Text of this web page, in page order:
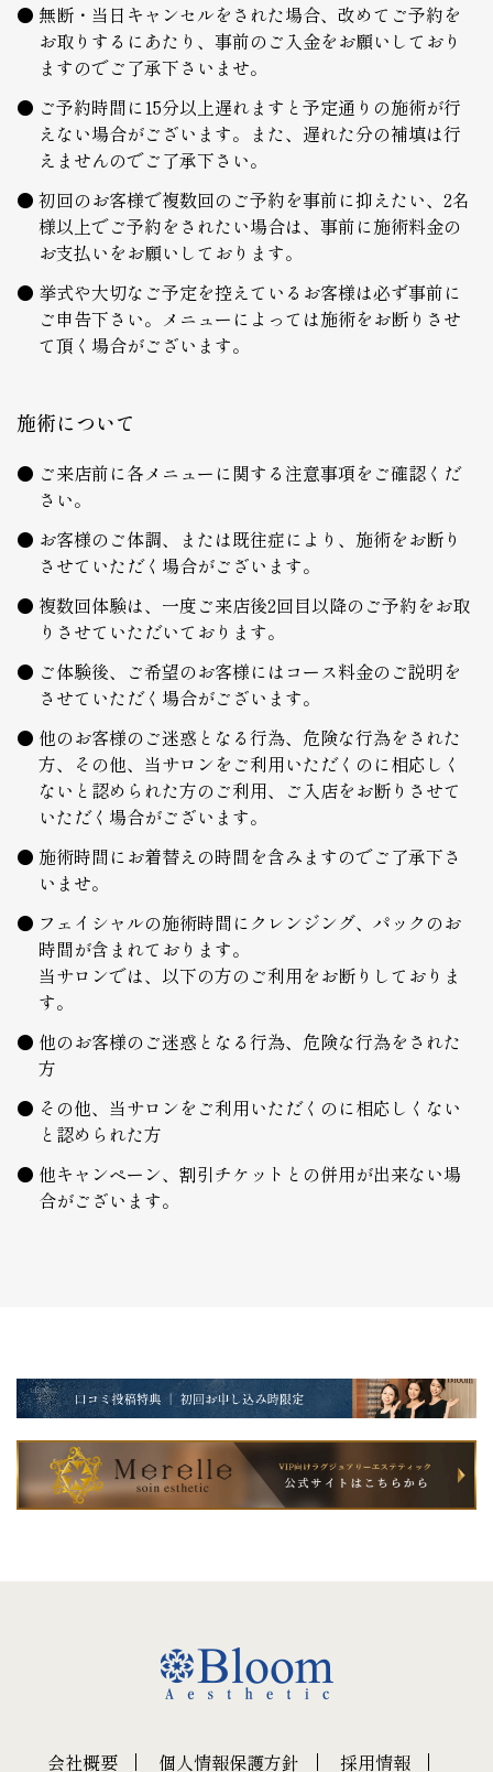
無断・当日キャンセルをされた場合、改めてご予約を
お取りするにあたり、事前のご入金をお願いしており
ますのでご了承下さいませ。
ご予約時間に15分以上遅れますと予定通りの施術が行
えない場合がございます。また、遅れた分の補填は行
えませんのでご了承下さい。
初回のお客様で複数回のご予約を事前に抑えたい、2名
様以上でご予約をされたい場合は、事前に施術料金の
お支払いをお願いしております。
挙式や大切なご予定を控えているお客様は必ず事前に
ご申告下さい。メニューによっては施術をお断りさせ
て頂く場合がございます。
施術について
ご来店前に各メニューに関する注意事項をご確認くだ
さい。
お客様のご体調、または既往症により、施術をお断り
させていただく場合がございます。
複数回体験は、一度ご来店後2回目以降のご予約をお取
りさせていただいております。
ご体験後、ご希望のお客様にはコース料金のご説明を
させていただく場合がございます。
他のお客様のご迷惑となる行為、危険な行為をされた
方、その他、当サロンをご利用いただくのに相応しく
ないと認められた方のご利用、ご入店をお断りさせて
いただく場合がございます。
施術時間にお着替えの時間を含みますのでご了承下さ
いませ。
フェイシャルの施術時間にクレンジング、パックのお
時間が含まれております。
当サロンでは、以下の方のご利用をお断りしておりま
す。
他のお客様のご迷惑となる行為、危険な行為をされた
方
その他、当サロンをご利用いただくのに相応しくない
と認められた方
他キャンペーン、割引チケットとの併用が出来ない場
合がございます。
会社概要 個人情報保護方針 採用情報